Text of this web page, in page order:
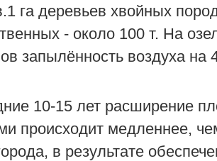
га деревьев хвойных
- около 100 т. На
запылённость воздуха
10-15 лет расширение
происходит медленнее,
в результате